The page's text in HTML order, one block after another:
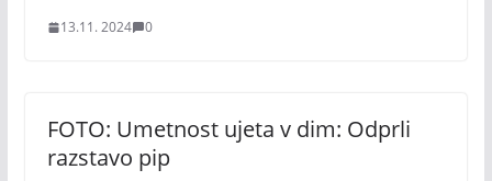
13.11. 2024 0
FOTO: Umetnost ujeta v dim: Odprli
razstavo pip